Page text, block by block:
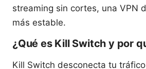
streaming sin cortes, una VPN
más estable.
¿Qué es Kill Switch y por
Kill Switch desconecta tu